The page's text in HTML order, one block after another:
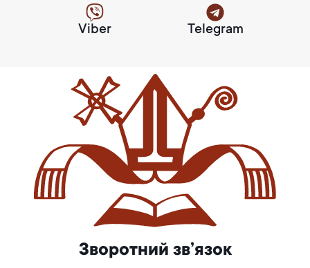
Viber Telegram
Зворотний зв’язок